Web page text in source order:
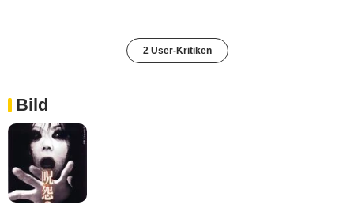
2 User-Kritiken
Bild